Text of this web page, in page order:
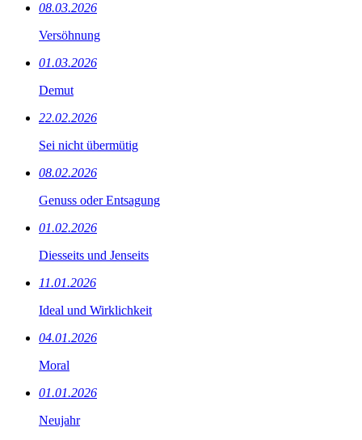
08.03.2026
Versöhnung
01.03.2026
Demut
22.02.2026
Sei nicht übermütig
08.02.2026
Genuss oder Entsagung
01.02.2026
Diesseits und Jenseits
11.01.2026
Ideal und Wirklichkeit
04.01.2026
Moral
01.01.2026
Neujahr